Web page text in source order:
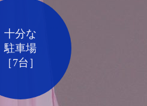
十分な
駐車場
［7台］